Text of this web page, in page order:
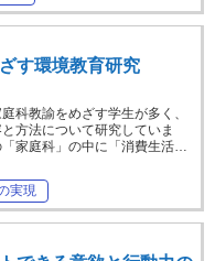
す環境教育研究
科教諭をめざす学生が多く、
方法について研究していま
家庭科」の中に「消費生活…
実現